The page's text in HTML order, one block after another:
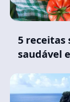
5 receitas
saudável